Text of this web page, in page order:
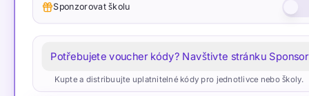
Sponzorovat školu
Potřebujete voucher kódy? Navštivte stránku Sponsor
Kupte a distribuujte uplatnitelné kódy pro jednotlivce nebo školy.